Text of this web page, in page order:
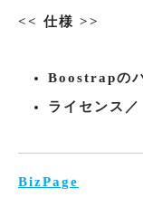
<< 仕様 >>
Boostrapの
ライセンス
BizPage